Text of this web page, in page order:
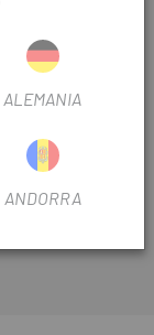
el
ALEMANIA
ANDORRA